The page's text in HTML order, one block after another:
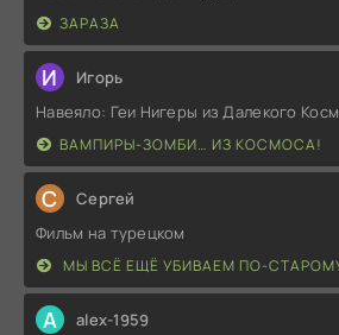
ЗАРАЗА
И Игорь
Навеяло: Геи Нигеры из Далекого
ВАМПИРЫ-ЗОМБИ… ИЗ КОСМОСА!
С Сергей
Фильм на турецком
МЫ ВСЁ ЕЩЁ УБИВАЕМ ПО-
A alex-1959